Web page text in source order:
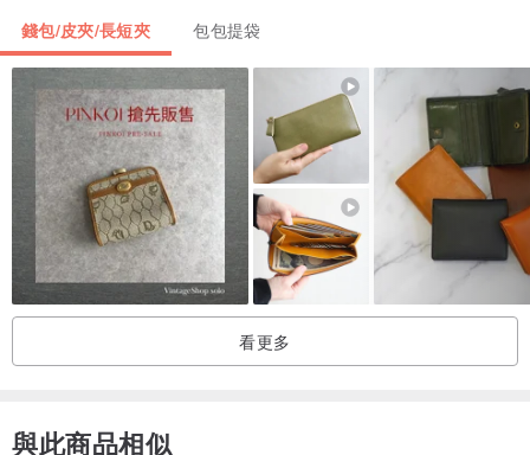
整體
錢包/皮夾/長短夾 包包提袋
看更多
與此商品相似